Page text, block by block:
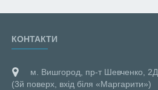
КОНТАКТИ
м. Вишгород, пр-т Шевченко, 2Д
(3й поверх, вхід біля «Маргарити»)